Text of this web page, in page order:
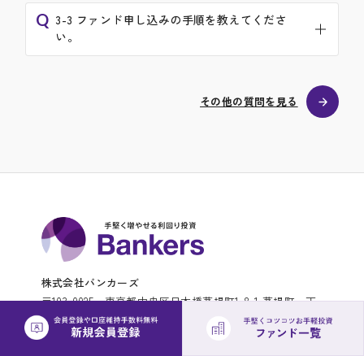
その他の質問を見る
Q 3-3 ファンド申し込みの手順を教えてくださ
い。
株式会社バンカーズ
〒103-0025 東京都中央区日本橋茅場町1-8-1 茅場町一丁
目平和ビル802
tel. 03-6272-9680（カスタマーサポート） 年末年始・土日